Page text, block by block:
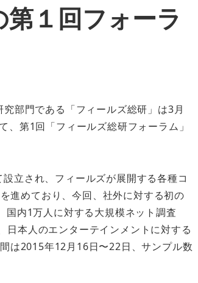
１回フォーラ
部門である「フィールズ総研」は3月
、第1回「フィールズ総研フォーラム」
立され、フィールズが展開する各種コ
進めており、今回、社外に対する初の
国内1万人に対する大規模ネット調査
日本人のエンターテインメントに対する
は2015年12月16日〜22日、サンプル数